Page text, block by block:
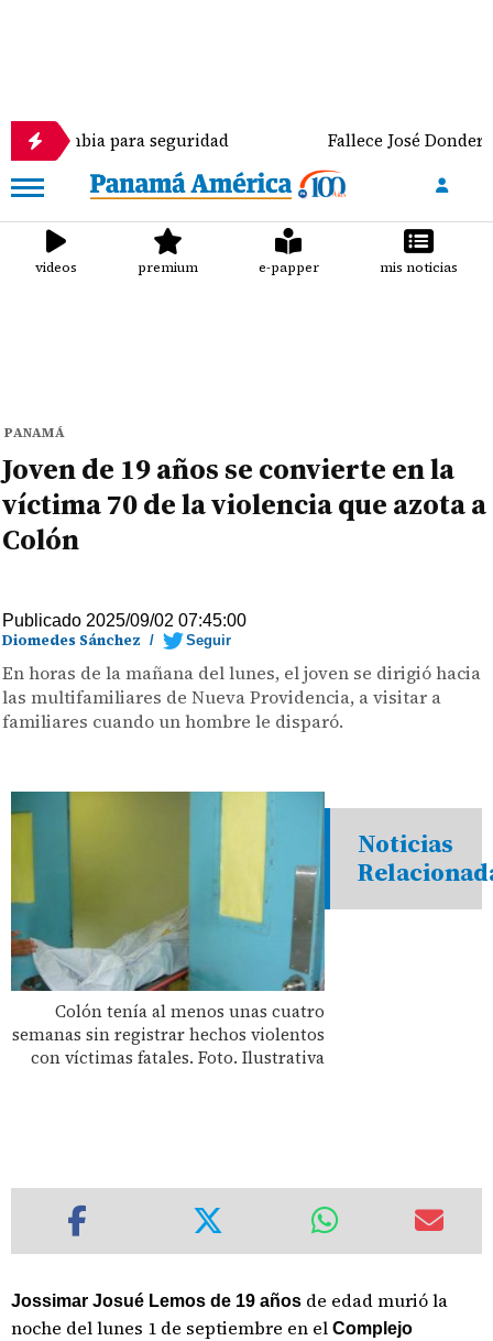
para seguridad Fallece José Donderis,
videos premium e-papper mis noticias
PANAMÁ
Joven de 19 años se convierte en la
víctima 70 de la violencia que azota a
Colón
Publicado 2025/09/02 07:45:00
Diomedes Sánchez / Seguir
En horas de la mañana del lunes, el joven se dirigió hacia
las multifamiliares de Nueva Providencia, a visitar a
familiares cuando un hombre le disparó.
Colón tenía al menos unas cuatro
semanas sin registrar hechos violentos
con víctimas fatales. Foto. Ilustrativa
Noticias
Jossimar Josué Lemos de 19 años de edad murió la
noche del lunes 1 de septiembre en el Complejo